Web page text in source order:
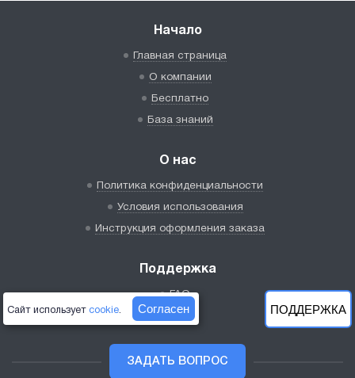
ПОДДЕРЖКА
Сайт использует cookie. Согласен
Начало
Главная страница
О компании
Бесплатно
База знаний
О нас
Политика конфиденциальности
Условия использования
Инструкция оформления заказа
Поддержка
FAQ
Связь
ЗАДАТЬ ВОПРОС